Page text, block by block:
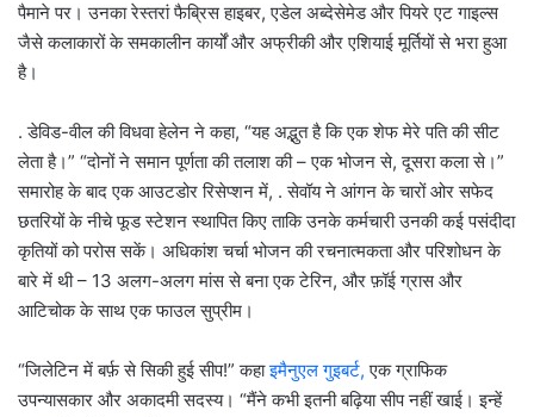
पैमाने पर। उनका रेस्तरां फैब्रिस हाइबर, एडेल अब्देसेमेड और पियरे एट गाइल्स
जैसे कलाकारों के समकालीन कार्यों और अफ्रीकी और एशियाई मूर्तियों से भरा हुआ
है।
. डेविड-वील की विधवा हेलेन ने कहा, “यह अद्भुत है कि एक शेफ मेरे पति की सीट
लेता है।” “दोनों ने समान पूर्णता की तलाश की – एक भोजन से, दूसरा कला से।”
समारोह के बाद एक आउटडोर रिसेप्शन में, . सेवॉय ने आंगन के चारों ओर सफेद
छतरियों के नीचे फूड स्टेशन स्थापित किए ताकि उनके कर्मचारी उनकी कई पसंदीदा
कृतियों को परोस सकें। अधिकांश चर्चा भोजन की रचनात्मकता और परिशोधन के
बारे में थी – 13 अलग-अलग मांस से बना एक टेरिन, और फ़ॉई ग्रास और
आटिचोक के साथ एक फाउल सुप्रीम।
“जिलेटिन में बर्फ़ से सिकी हुई सीप!” कहाइमैनुएल गुइबर्ट, एक ग्राफिक
उपन्यासकार और अकादमी सदस्य। “मैंने कभी इतनी बढ़िया सीप नहीं खाई। इन्हें